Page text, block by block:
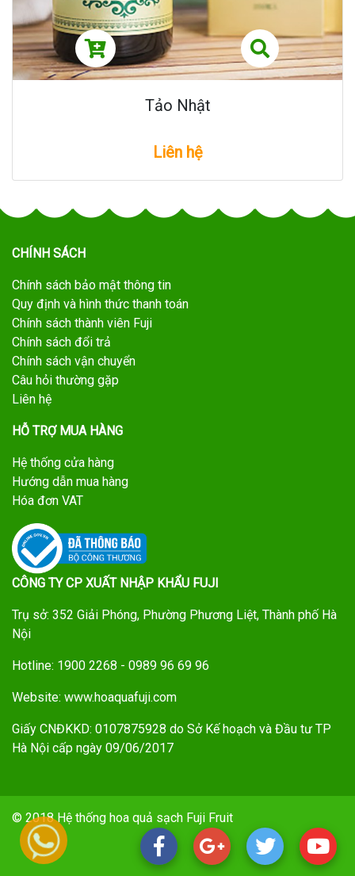
Tảo Nhật
Liên hệ
CHÍNH SÁCH
Chính sách bảo mật thông tin
Quy định và hình thức thanh toán
Chính sách thành viên Fuji
Chính sách đổi trả
Chính sách vận chuyển
Câu hỏi thường gặp
Liên hệ
HỖ TRỢ MUA HÀNG
Hệ thống cửa hàng
Hướng dẫn mua hàng
Hóa đơn VAT
CÔNG TY CP XUẤT NHẬP KHẨU FUJI
Trụ sở: 352 Giải Phóng, Phường Phương Liệt, Thành phố Hà
Nội
Hotline: 1900 2268 - 0989 96 69 96
Website: www.hoaquafuji.com
Giấy CNĐKKD: 0107875928 do Sở Kế hoạch và Đầu tư TP
Hà Nội cấp ngày 09/06/2017
© 2018 Hệ thống hoa quả sạch Fuji Fruit